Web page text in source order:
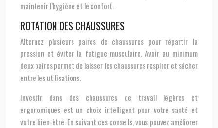
maintenir l’hygiène et le confort.
ROTATION DES CHAUSSURES
Alternez plusieurs paires de chaussures pour répartir la
pression et éviter la fatigue musculaire. Avoir au minimum
deux paires permet de laisser les chaussures respirer et sécher
entre les utilisations.
Investir dans des chaussures de travail légères et
ergonomiques est un choix intelligent pour votre santé et
votre bien-être. En suivant ces conseils, vous pouvez améliorer